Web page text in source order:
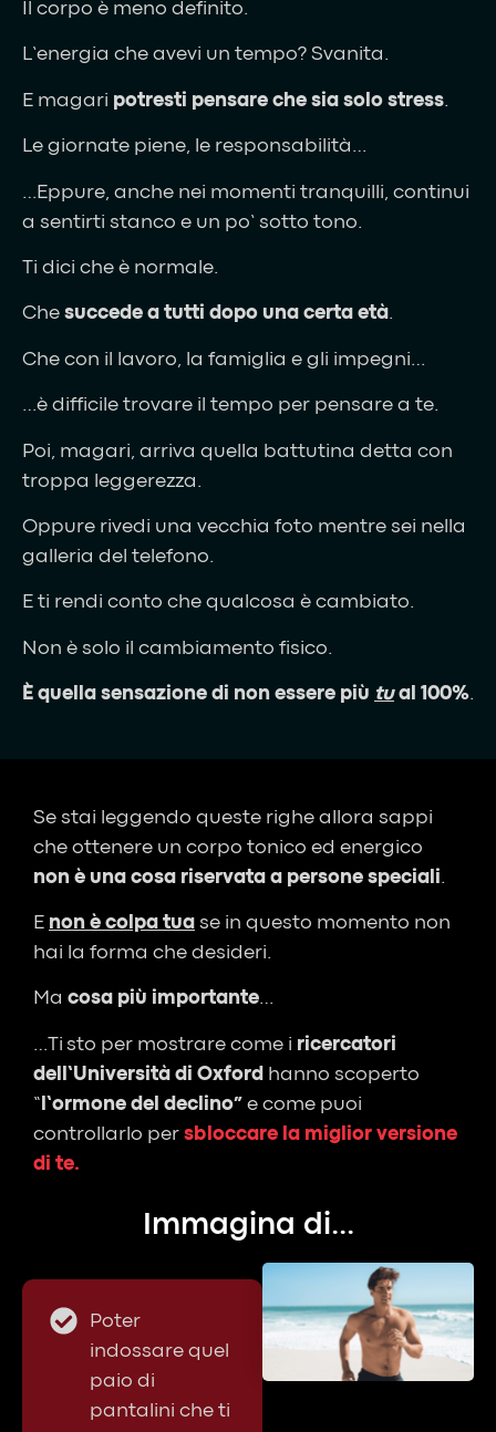
Il corpo è meno definito.
L’energia che avevi un tempo? Svanita.
E magari potresti pensare che sia solo stress.
Le giornate piene, le responsabilità…
…Eppure, anche nei momenti tranquilli, continui
a sentirti stanco e un po’ sotto tono.
Ti dici che è normale.
Che succede a tutti dopo una certa età .
Che con il lavoro, la famiglia e gli impegni…
…è difficile trovare il tempo per pensare a te.
Poi, magari, arriva quella battutina detta con
troppa leggerezza.
Oppure rivedi una vecchia foto mentre sei nella
galleria del telefono.
E ti rendi conto che qualcosa è cambiato.
Non è solo il cambiamento fisico.
È quella sensazione di non essere più tual 100%.
Se stai leggendo queste righe allora sappi
che ottenere un corpo tonico ed energico
non è una cosa riservata a persone speciali .
E non è colpa tua se in questo momento non
hai la forma che desideri.
Ma cosa più importante…
…Ti sto per mostrare come i ricercatori
dell’Università di Oxford hanno scoperto
“ l’ormone del declino” e come puoi
controllarlo per sbloccare la miglior versione
di te.
Immagina di...
Poter
indossare quel
paio di
pantalini che ti